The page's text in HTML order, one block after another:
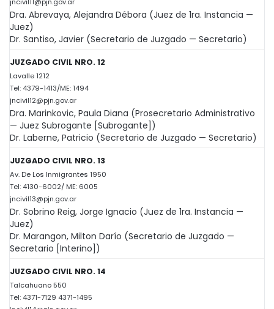
Dra. Abrevaya, Alejandra Débora (Juez de 1ra. Instancia —
Juez)
Dr. Santiso, Javier (Secretario de Juzgado — Secretario)
JUZGADO CIVIL NRO. 12
Lavalle 1212
Tel: 4379-1413/ME: 1494
jncivil12@pjn.gov.ar
Dra. Marinkovic, Paula Diana (Prosecretario Administrativo
— Juez Subrogante [Subrogante])
Dr. Laberne, Patricio (Secretario de Juzgado — Secretario)
JUZGADO CIVIL NRO. 13
Av. De Los Inmigrantes 1950
Tel: 4130-6002/ ME: 6005
jncivil13@pjn.gov.ar
Dr. Sobrino Reig, Jorge Ignacio (Juez de 1ra. Instancia —
Juez)
Dr. Marangon, Milton Darío (Secretario de Juzgado —
Secretario [Interino])
JUZGADO CIVIL NRO. 14
Talcahuano 550
Tel: 4371-7129 4371-1495